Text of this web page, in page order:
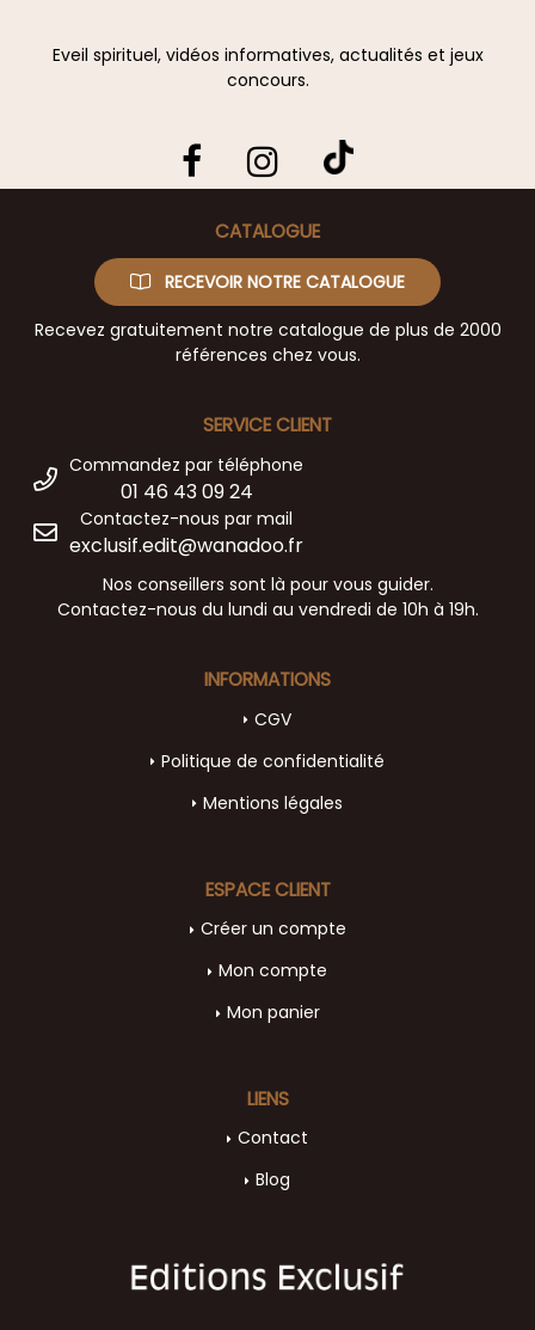
Eveil spirituel, vidéos informatives, actualités et jeux
concours.
CATALOGUE
RECEVOIR NOTRE CATALOGUE
Recevez gratuitement notre catalogue de plus de 2000
références chez vous.
SERVICE CLIENT
Commandez par téléphone
01 46 43 09 24
Contactez-nous par mail
exclusif.edit@wanadoo.fr
Nos conseillers sont là pour vous guider.
Contactez-nous du lundi au vendredi de 10h à 19h.
INFORMATIONS
CGV
Politique de confidentialité
Mentions légales
LIENS
Contact
Blog
ESPACE CLIENT
Créer un compte
Mon compte
Mon panier